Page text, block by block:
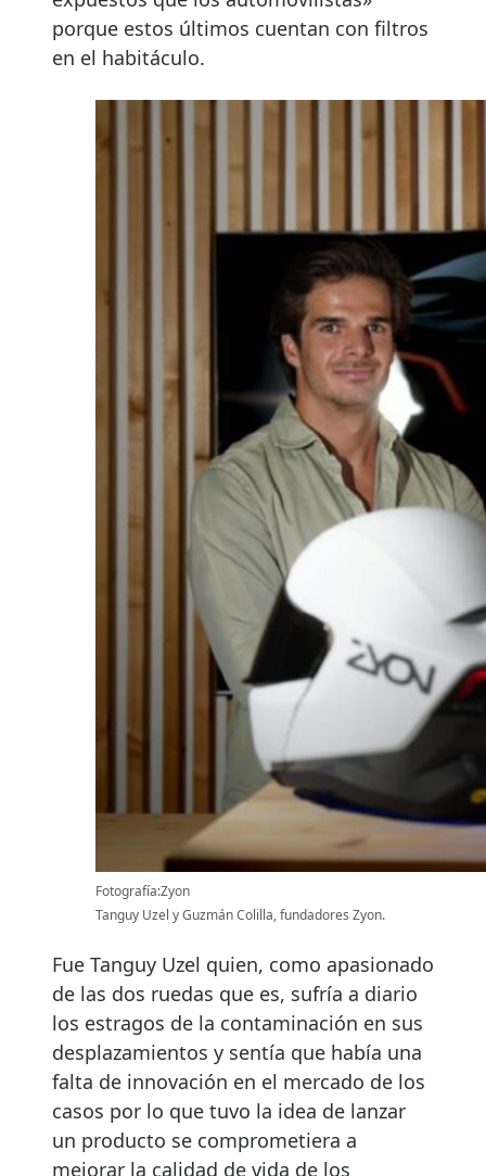
porque estos últimos cuentan con filtros
en el habitáculo.
Fotografía:Zyon
Tanguy Uzel y Guzmán Colilla, fundadores Zyon.
Fue Tanguy Uzel quien, como apasionado
de las dos ruedas que es, sufría a diario
los estragos de la contaminación en sus
desplazamientos y sentía que había una
falta de innovación en el mercado de los
casos por lo que tuvo la idea de lanzar
un producto se comprometiera a
mejorar la calidad de vida de los